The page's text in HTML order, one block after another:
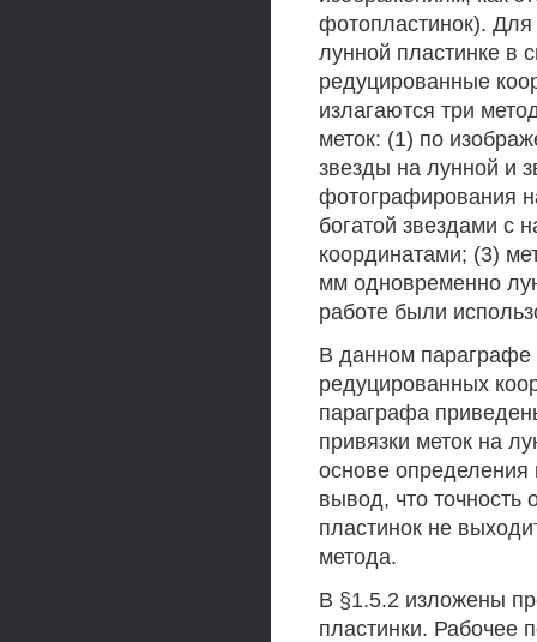
фотопластинок).
лунной пластинке в
редуцированные
излагаются три
меток: (1) по
звезды на лунной и
фотографирования
богатой звездами с
координатами; (3)
мм одновременно
работе были
В данном параграфе
редуцированных
параграфа
привязки меток на
основе определения
вывод, что точность
пластинок не
метода.
В §1.5.2 изложены
пластинки. Рабочее